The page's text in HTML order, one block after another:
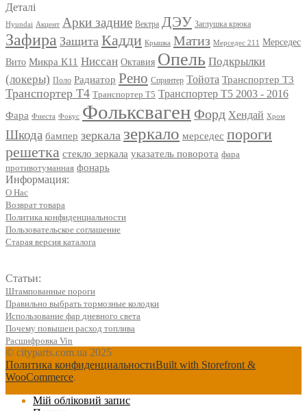
Деталі
Hyundai Акцент Арки задние Вектра ДЭУ Заглушка крюка
Зафира Защита Кадди Крышка Матиз Мерседес 211 Мерседес
Вито Микра К11 Ниссан Октавия Опель Подкрылки
(локеры) Поло Радиатор Рено Спринтер Тойота Транспортер Т3
Транспортер Т4 Транспортер Т5 Транспортер Т5 2003 - 2016
Фара Фиеста Фокус Фольксваген Форд Хендай Хром
Шкода бампер зеркала зеркало мерседес пороги
решетка стекло зеркала указатель поворота фара
противотуманная фонарь
Информация:
О Нас
Возврат товара
Политика конфиденциальности
Пользовательское соглашение
Старая версия каталога
Статьи:
Штампованные пороги
Правильно выбрать тормозные колодки
Использование фар дневного света
Почему повышен расход топлива
Расшифровка Vin
© cityparts.com.ua 2025
Политика конфиденциальностиBuilt with Storefront &
WooCommerce.
Мій обліковий запис